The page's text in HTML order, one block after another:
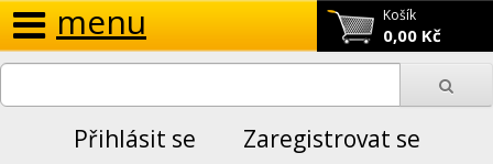
Košík
0,00 Kč
menu
Přihlásit se Zaregistrovat se